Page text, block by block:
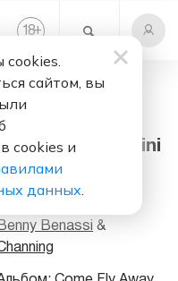
18+
Fly Away
Gubellini
Benassi &
сайтом, вы
cookies и
данных.